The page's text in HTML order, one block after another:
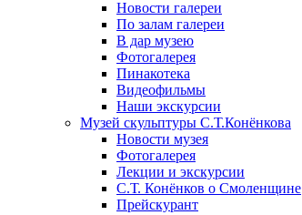
Новости галереи
По залам галереи
В дар музею
Фотогалерея
Пинакотека
Видеофильмы
Наши экскурсии
Музей скульптуры С.Т.Конёнкова
Новости музея
Фотогалерея
Лекции и экскурсии
С.Т. Конёнков о Смоленщине
Прейскурант